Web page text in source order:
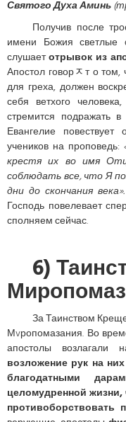
Святого Духа Аминь
Получив после
имени Божия светлые
слушаетотрывок из
Апостол говорﾸт о том,
для греха, должен
себя ветхого
стремится подражать
Евангелие
учеников на проповедь:
крестя их во имя
соблюдать все, что Я
дни до скончания века».
Господь повелевает
сполняем сейчас.
6)
За Таинством
Мvропомазания. Во
апостолы
возложение рук на
благодатными
целомудренной